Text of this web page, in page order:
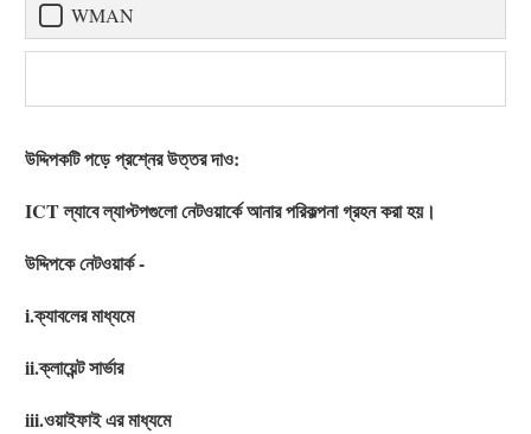
WMAN
উদ্দিপকটি পড়ে প্রশ্নের উত্তর দাও:
ICT ল্যাবে ল্যাপ্টপগুলো নেটওয়ার্কে আনার পরিকল্পনা গ্রহন করা হয়।
উদ্দিপকে নেটওয়ার্ক -
i.ক্যাবলের মাধ্যমে
ii.ক্লায়েন্ট সার্ভার
iii.ওয়াইফাই এর মাধ্যমে